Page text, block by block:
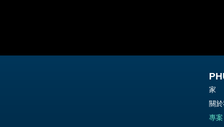
家
關
專案